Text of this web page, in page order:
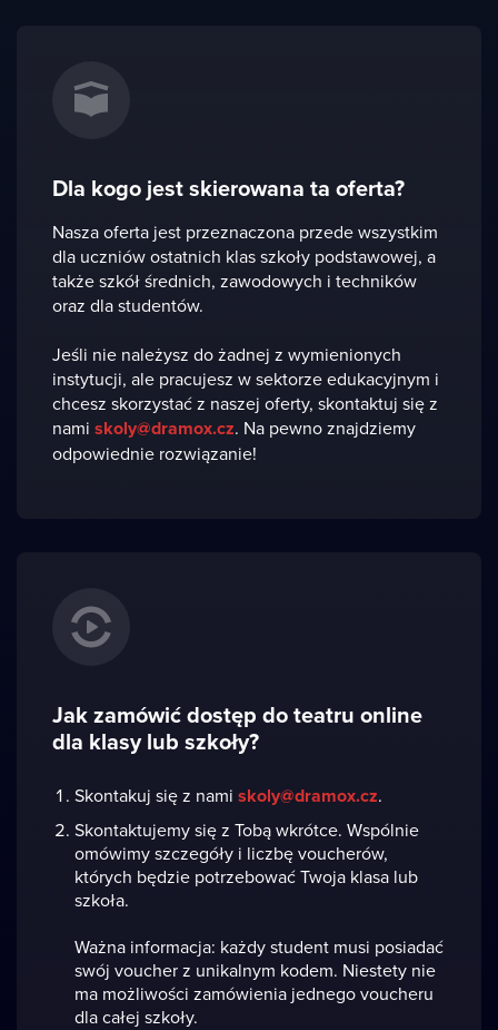
Dla kogo jest skierowana ta oferta?
Nasza oferta jest przeznaczona przede wszystkim
dla uczniów ostatnich klas szkoły podstawowej, a
także szkół średnich, zawodowych i techników
oraz dla studentów.
Jeśli nie należysz do żadnej z wymienionych
instytucji, ale pracujesz w sektorze edukacyjnym i
chcesz skorzystać z naszej oferty, skontaktuj się z
nami skoly@dramox.cz. Na pewno znajdziemy
odpowiednie rozwiązanie!
Jak zamówić dostęp do teatru online
dla klasy lub szkoły?
Skontakuj się z nami skoly@dramox.cz.
Skontaktujemy się z Tobą wkrótce. Wspólnie
omówimy szczegóły i liczbę voucherów,
których będzie potrzebować Twoja klasa lub
szkoła.
Ważna informacja: każdy student musi posiadać
swój voucher z unikalnym kodem. Niestety nie
ma możliwości zamówienia jednego voucheru
dla całej szkoły.